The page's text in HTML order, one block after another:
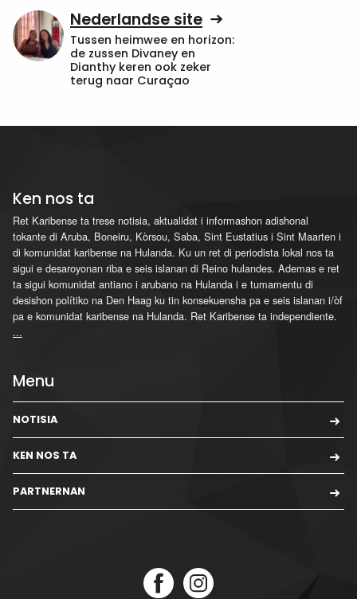
Nederlandse site
Tussen heimwee en horizon:
de zussen Divaney en
Dianthy keren ook zeker
terug naar Curaçao
Ken nos ta
Ret Karibense ta trese notisia, aktualidat i informashon adishonal
tokante di Aruba, Boneiru, Kòrsou, Saba, Sint Eustatius i Sint Maarten i
di komunidat karibense na Hulanda. Ku un ret di periodista lokal nos ta
sigui e desaroyonan riba e seis islanan di Reino hulandes. Ademas e ret
ta sigui komunidat antiano i arubano na Hulanda i e tumamentu di
desishon polítiko na Den Haag ku tin konsekuensha pa e seis islanan i/òf
pa e komunidat karibense na Hulanda. Ret Karibense ta independiente.
...
Menu
NOTISIA
KEN NOS TA
PARTNERNAN